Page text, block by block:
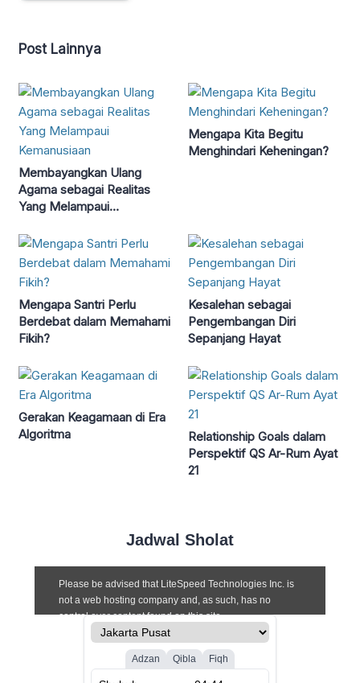
Post Lainnya
Membayangkan Ulang
Agama sebagai Realitas
Yang Melampaui
Mengapa Kita Begitu
Menghindari Keheningan?
Mengapa Santri Perlu
Berdebat dalam Memahami
Fikih?
Kesalehan sebagai
Pengembangan Diri
Sepanjang Hayat
Gerakan Keagamaan di Era
Algoritma
Relationship Goals dalam
Perspektif QS Ar-Rum Ayat
21
Jadwal Sholat